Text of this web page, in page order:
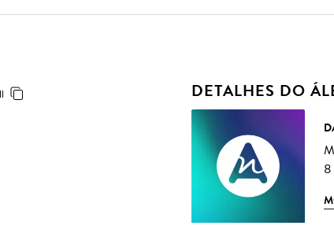
DETALHES DO
8